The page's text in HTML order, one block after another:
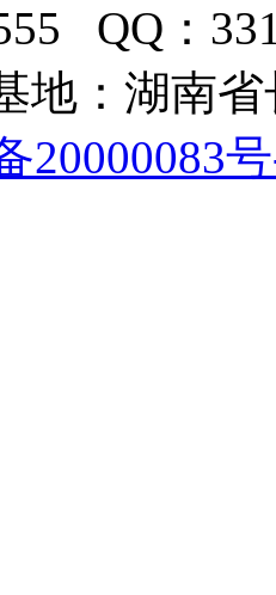
QQ：
地：湖南
20000083